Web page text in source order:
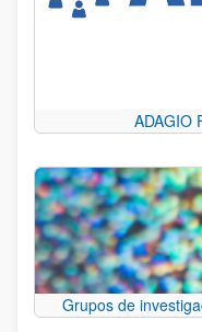
ADAGIO
Grupos de